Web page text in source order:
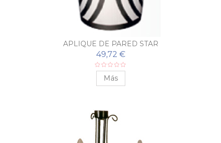
APLIQUE DE PARED STAR
49,72 €
Más